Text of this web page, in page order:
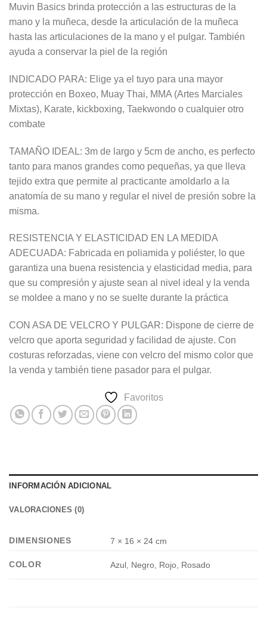
Muvin Basics brinda protección a las estructuras de la
mano y la muñeca, desde la articulación de la muñeca
hasta las articulaciones de la mano y el pulgar. También
ayuda a conservar la piel de la región
INDICADO PARA: Elige ya el tuyo para una mayor
protección en Boxeo, Muay Thai, MMA (Artes Marciales
Mixtas), Karate, kickboxing, Taekwondo o cualquier otro
combate
TAMAÑO IDEAL: 3m de largo y 5cm de ancho, es perfecto
tanto para manos grandes como pequeñas, ya que lleva
tejido extra que permite al practicante amoldarlo a la
anatomía de su mano y regular el nivel de presión sobre la
misma.
RESISTENCIA Y ELASTICIDAD EN LA MEDIDA
ADECUADA: Fabricada en poliamida y poliéster, lo que
garantiza una buena resistencia y elasticidad media, para
que su compresión y ajuste sean al nivel ideal y la venda
se moldee a mano y no se suelte durante la práctica
CON ASA DE VELCRO Y PULGAR: Dispone de cierre de
velcro que aporta seguridad y facilidad de ajuste. Con
costuras reforzadas, viene con velcro del mismo color que
la venda y también tiene pasador para el pulgar.
Favoritos
INFORMACIÓN ADICIONAL
VALORACIONES (0)
DIMENSIONES 7 × 16 × 24 cm
COLOR Azul, Negro, Rojo, Rosado